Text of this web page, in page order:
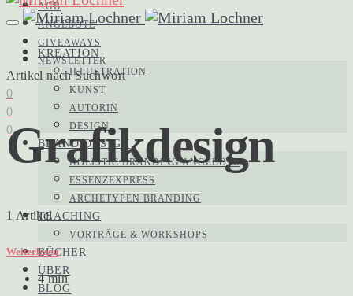
AGB
ANGEBOTE
GIVEAWAYS
NEWSLETTER
0
0
0
KREATION
ILLUSTRATION
KUNST
AUTORIN
DESIGN
BRAND DESIGN
HOLISTIC BRANDING ANGEBOTE
ESSENZEXPRESS
ARCHETYPEN BRANDING
TEACHING
VORTRÄGE & WORKSHOPS
BÜCHER
ÜBER
BLOG
Artikel nach Suchwort
Grafikdesign
1 Artikel
Weiterlesen
4 min